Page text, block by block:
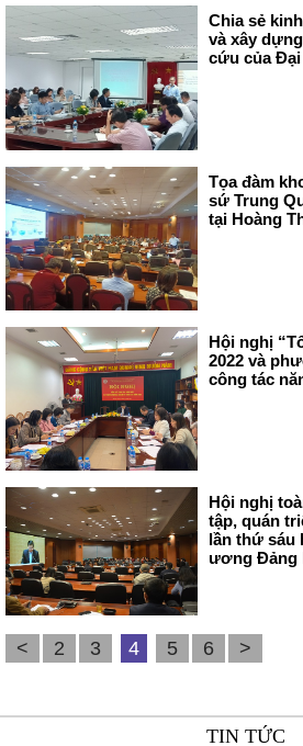
Chia sẻ
và xây
cứu của
Tọa đàm
sứ Trung
tại Hoàng
Hội nghị
2022 và
công tác
Hội nghị
tập, quán
lần thứ sáu
ương Đảng
< 2 3 4 5 6 >
TIN TỨC